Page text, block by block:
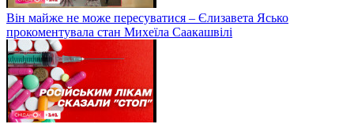
Він майже не може пересуватися – Єлизавета Ясько
прокоментувала стан Михеїла Саакашвілі